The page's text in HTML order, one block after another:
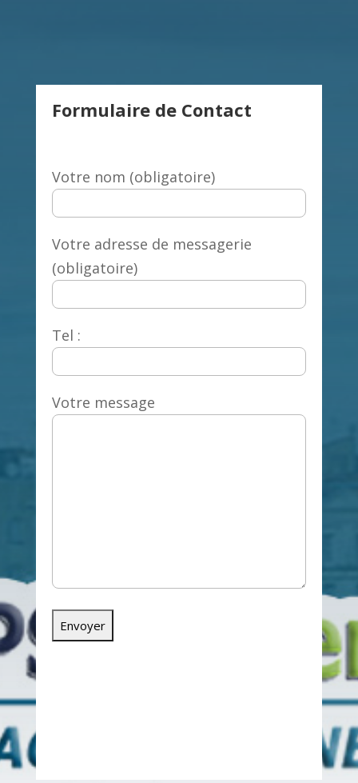
Formulaire de Contact
Votre nom (obligatoire)
Votre adresse de messagerie
(obligatoire)
Tel :
Votre message